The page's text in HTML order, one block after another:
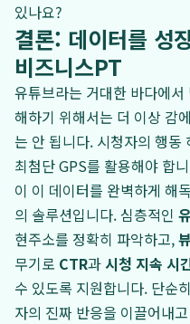
있나요?
결론: 데이터를 성
비즈니스PT
유튜브라는 거대한 바다에
해하기 위해서는 더 이상 감
는 안 됩니다. 시청자의 행
최첨단 GPS를 활용해야 합
이 이 데이터를 완벽하게 해
의 솔루션입니다. 심층적인
현주소를 정확히 파악하고,
무기로 CTR과시청 지속 시
수 있도록 지원합니다. 단순
자의 진짜 반응을 이끌어내